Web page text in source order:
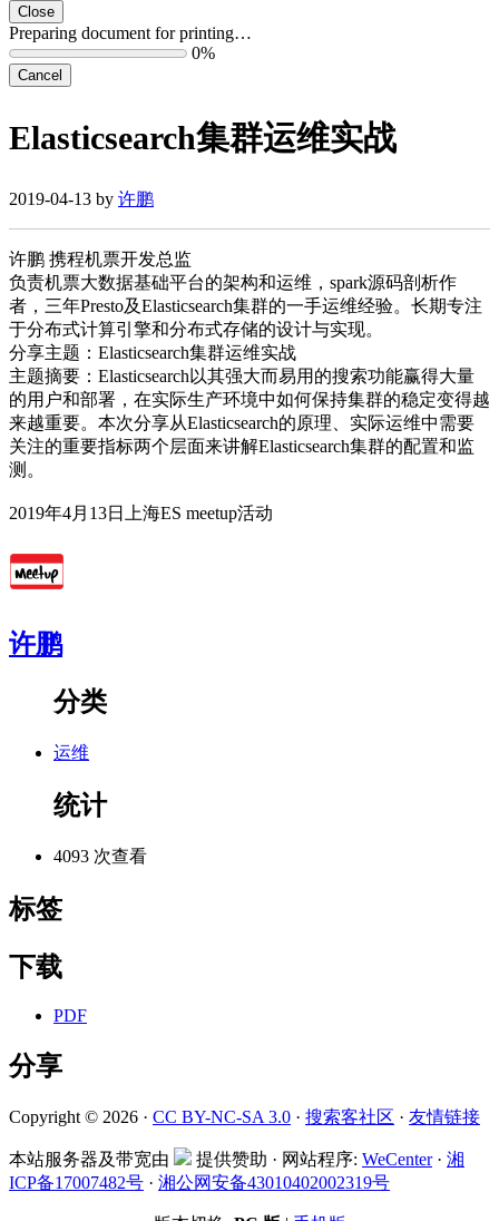
Close
Preparing document for printing…
0%
Cancel
Elasticsearch集群运维实战
2019-04-13 by 许鹏
许鹏 携程机票开发总监
负责机票大数据基础平台的架构和运维，spark源码剖析作
者，三年Presto及Elasticsearch集群的一手运维经验。长期专注
于分布式计算引擎和分布式存储的设计与实现。
分享主题：Elasticsearch集群运维实战
主题摘要：Elasticsearch以其强大而易用的搜索功能赢得大量
的用户和部署，在实际生产环境中如何保持集群的稳定变得越
来越重要。本次分享从Elasticsearch的原理、实际运维中需要
关注的重要指标两个层面来讲解Elasticsearch集群的配置和监
测。
2019年4月13日上海ES meetup活动
许鹏
分类
运维
统计
4093 次查看
标签
下载
PDF
分享
Copyright © 2026 · CC BY-NC-SA 3.0 · 搜索客社区 · 友情链接
本站服务器及带宽由 提供赞助 · 网站程序: WeCenter· 湘
ICP备17007482号 · 湘公网安备43010402002319号